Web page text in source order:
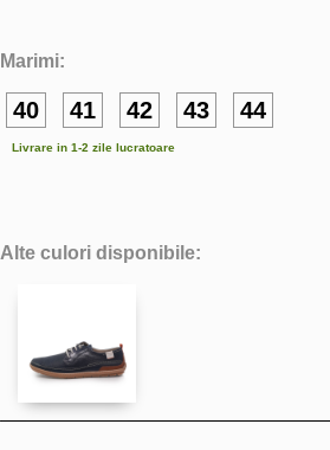
Marimi:
40 41 42 43 44
Livrare in 1-2 zile lucratoare
Alte culori disponibile: